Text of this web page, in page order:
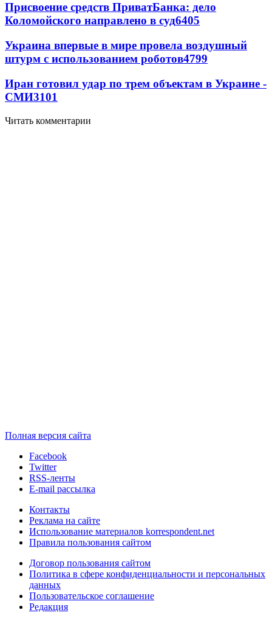
Присвоение средств ПриватБанка: дело
Коломойского направлено в суд6405
Украина впервые в мире провела воздушный
штурм с использованием роботов4799
Иран готовил удар по трем объектам в Украине -
СМИ3101
Читать комментарии
Полная версия сайта
Facebook
Twitter
RSS-ленты
E-mail рассылка
Контакты
Реклама на сайте
Использование материалов korrespondent.net
Правила пользования сайтом
Договор пользования сайтом
Политика в сфере конфиденциальности и персональных
данных
Пользовательское соглашение
Редакция